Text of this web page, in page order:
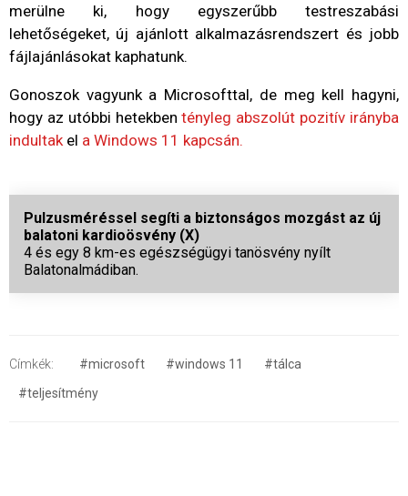
merülne ki, hogy egyszerűbb testreszabási
lehetőségeket, új ajánlott alkalmazásrendszert és jobb
fájlajánlásokat kaphatunk.
Gonoszok vagyunk a Microsofttal, de meg kell hagyni,
hogy az utóbbi hetekbentényleg abszolút pozitív irányba
indultak el a Windows 11 kapcsán.
Pulzusméréssel segíti a biztonságos mozgást az új
balatoni kardioösvény (X)
4 és egy 8 km-es egészségügyi tanösvény nyílt
Balatonalmádiban.
Címkék: #microsoft #windows 11
#tálca
#teljesítmény